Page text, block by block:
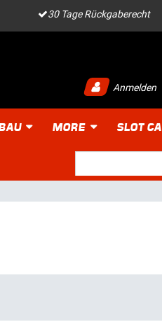
30 Tage Rückgaberecht
Anmelden
MORE SLOT